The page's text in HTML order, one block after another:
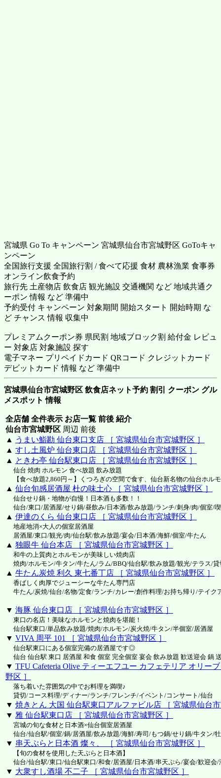
宮城県 Go To キャンペーン 宮城県仙台市宮城野区 GoToキャ
ンペーン
全国旅行支援 全国旅行割 / 食べて応援 食材 農林漁業 食事券
オンライン飲食予約
旅行先 土産物店 飲食店 観光施設 交通機関 など 地域共通ク
ーポン 情報 など 準備中
予約受付 キャンペーン 対象期間 開始スタート 開始時期 な
ど チャンス 情報 収集中
プレミアムクーポン券 県民割 地域ブロック割 給付金 レビュ
ー 対象店 対象施設 探す
電子マネー プリペイドカード QRコード クレジットカード
デビットカード 情報 など 準備中
宮城県仙台市宮城野区 飲食店ネット予約 割引 クーポン グル
メスポット 情報
全店舗 全件表示 お店一覧 前後 紹介
仙台市宮城野区 周辺 前後
▲
うまい鮨勘 仙台東口支店 ［ 宮城県仙台市宮城野区 ］
▲ すし土風炉 仙台東口店 ［ 宮城県仙台市宮城野区 ］
▲ ときわ亭 仙台駅東口店 ［ 宮城県仙台市宮城野区 ］
仙台 焼肉 ホルモン 食べ放題 飲み放題
【食べ放題2,860円～】くつろぎの空間で食す、仙台新名物の仙台ホル
▲ 仙台旬感居酒屋 杜の味土心 ［ 宮城県仙台市宮城野区 ］
仙台せり鍋・地物が自慢！日本酒も多数！！
仙台/東口/居酒屋/せり鍋/昼飲み/日本酒/飲み放題/ランチ/刺身/肉/個室/
▲ 伊達のくら 仙台東口店 ［ 宮城県仙台市宮城野区 ］
地産地消×大人の個室居酒屋
居酒屋/東口/観光/肉/仙台駅/飲み放題/宴会/日本酒/海鮮/個室/牛たん
▲ 独眼牛 仙台本店 ［ 宮城県仙台市宮城野区 ］
和牛の上質肉とホルモンが美味しい焼肉店
焼肉/ホルモン/牛タン/牛たん/ラム/BBQ/仙台駅/飲み放題/観光/テラス/貸
▲ 牛たん炭焼 利久 東七番丁店 ［ 宮城県仙台市宮城野区 ］
香ばしく肉厚でジューシーな牛たん専門店
牛たん/炭焼/仙台/名物/定食/ランチ/カレー/創作料理/お持ち帰り/テイク
▼ 海豚 仙台東口店 ［ 宮城県仙台市宮城野区 ］
東口の名店！美味なホルモンと焼肉を堪能！
仙台駅東口/単品飲み放題/焼肉/ホルモン/炭火焼/牛タン/半個室/居酒屋
▼ VIVA 周平 101 ［ 宮城県仙台市宮城野区 ］
仙台駅東口にある個室完備の居酒屋です◎
仙台 仙台駅 東口 居酒屋 和食 個室 完全個室 宴会 飲み放題 歓送迎会 鍋
▼ TFU Cafeteria Olive ティーエフユー カフェテリア オリー
野区 ］
落ち着いた雰囲気の中でお料理を満喫♪
貸切/コース料理/ディナー/ランチ/フレンチ/イベント/コンサート/仙台
▼ 焼きとん 大国 仙台駅東口アルファビル店 ［ 宮城県仙台
▼ 雅 仙台駅東口店 ［ 宮城県仙台市宮城野区 ］
宮城の旬な食材と日本酒×仙台個室居酒屋
仙台/仙台駅/個室/鍋/居酒屋/飲み放題/海鮮/寿司/もつ鍋/せり鍋/牛タン/
▼ 串天ぷらと日本酒 燦々、 ［ 宮城県仙台市宮城野区 ］
【旬の食材を使用した天ぷらと日本酒】
仙台/仙台駅/東口/仙台駅東口/和食/居酒屋/日本酒/串天ぷら/宴会/歓迎会/
▼ 大衆すし酒場 不二子 ［ 宮城県仙台市宮城野区 ］